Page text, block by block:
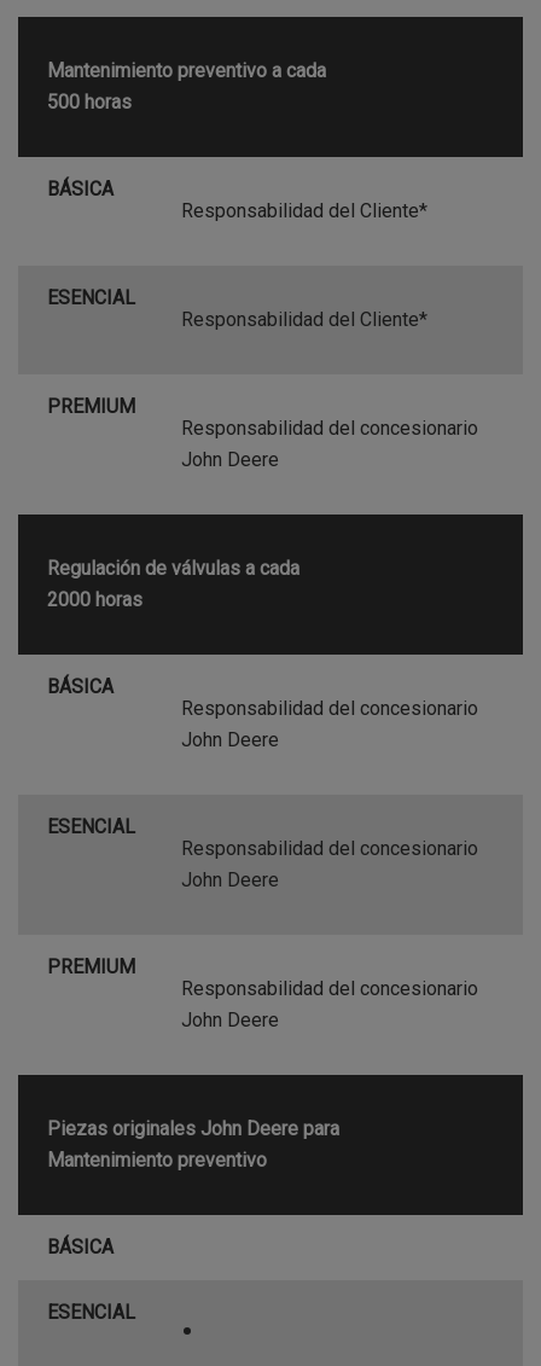
Mantenimiento preventivo a cada
500 horas
BÁSICA
Responsabilidad del Cliente*
ESENCIAL
Responsabilidad del Cliente*
PREMIUM
Responsabilidad del concesionario
John Deere
Regulación de válvulas a cada
2000 horas
BÁSICA
Responsabilidad del concesionario
John Deere
ESENCIAL
Responsabilidad del concesionario
John Deere
PREMIUM
Responsabilidad del concesionario
John Deere
Piezas originales John Deere para
Mantenimiento preventivo
BÁSICA
ESENCIAL •